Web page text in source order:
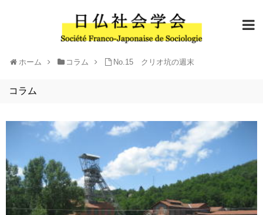
ホーム コラム No.15 クリオ坑の週末
コラム